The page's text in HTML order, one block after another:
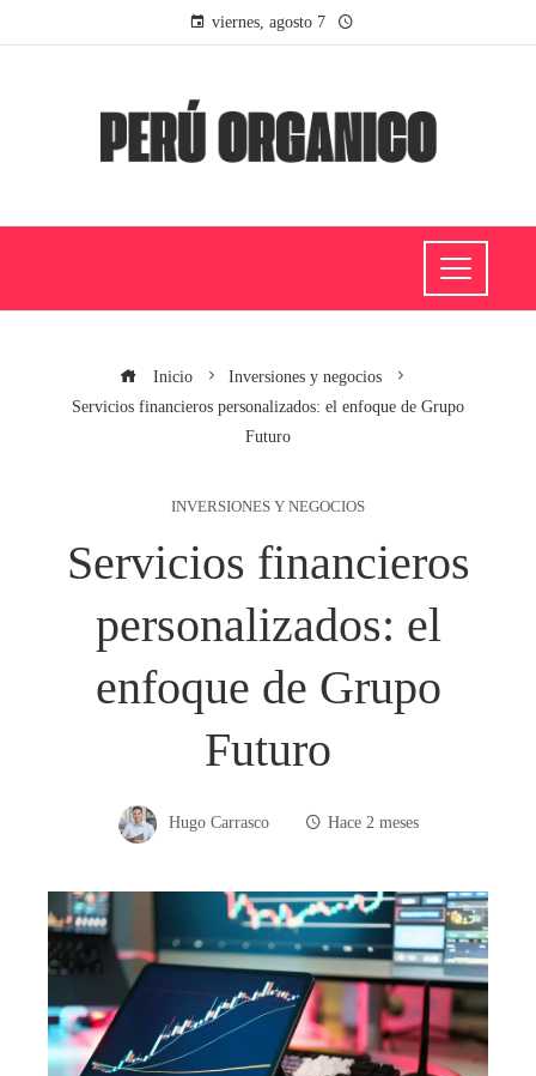
viernes, agosto 7
Inicio
Inversiones y negocios
Servicios financieros personalizados: el enfoque de Grupo
Futuro
INVERSIONES Y NEGOCIOS
Servicios financieros
personalizados: el
enfoque de Grupo
Futuro
Hugo Carrasco Hace 2 meses